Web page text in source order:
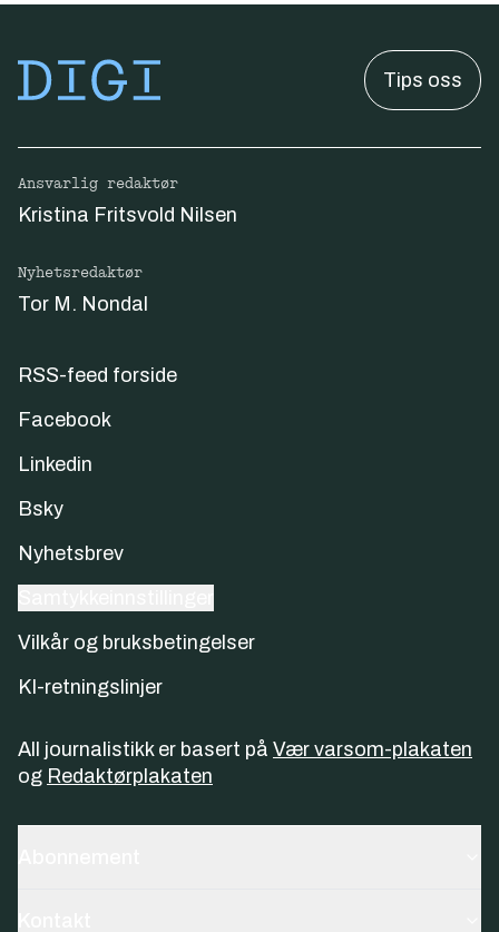
Tips oss
Ansvarlig redaktør
Kristina Fritsvold Nilsen
Nyhetsredaktør
Tor M. Nondal
RSS-feed forside
Facebook
Linkedin
Bsky
Nyhetsbrev
Vilkår og bruksbetingelser
KI-retningslinjer
All journalistikk er basert på Vær varsom-plakaten
og Redaktørplakaten